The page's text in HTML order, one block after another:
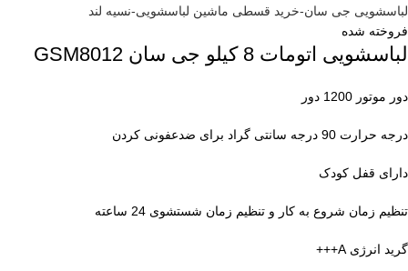
فروخته شده
لباسشویی اتومات 8 کیلو جی سان GSM8012
دور موتور 1200 دور
درجه حرارت 90 درجه سانتی گراد برای ضدعفونی کردن
دارای قفل کودک
تنظیم زمان شروع به کار و تنظیم زمان شستشوی 24 ساعته
گرید انرژی A+++